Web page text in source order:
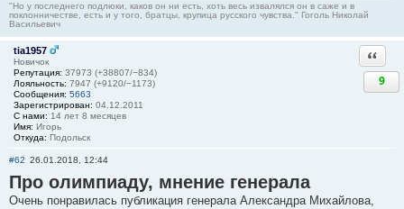
"Но у последнего подлюки, каков он ни есть, хоть весь извалялся он в саже и в
поклонничестве, есть и у того, братцы, крупица русского чувства." Гоголь Николай
Васильевич
tia1957
Новичок
Репутация: 37973 (+38807/−834)
Лояльность: 7947 (+9120/−1173)
Сообщения: 5663
Зарегистрирован: 04.12.2011
С нами: 14 лет 8 месяцев
Имя: Игорь
Откуда: Подольск
9
#62 26.01.2018, 12:44
Про олимпиаду, мнение генерала
Очень понравилась публикация генерала Александра Михайлова,